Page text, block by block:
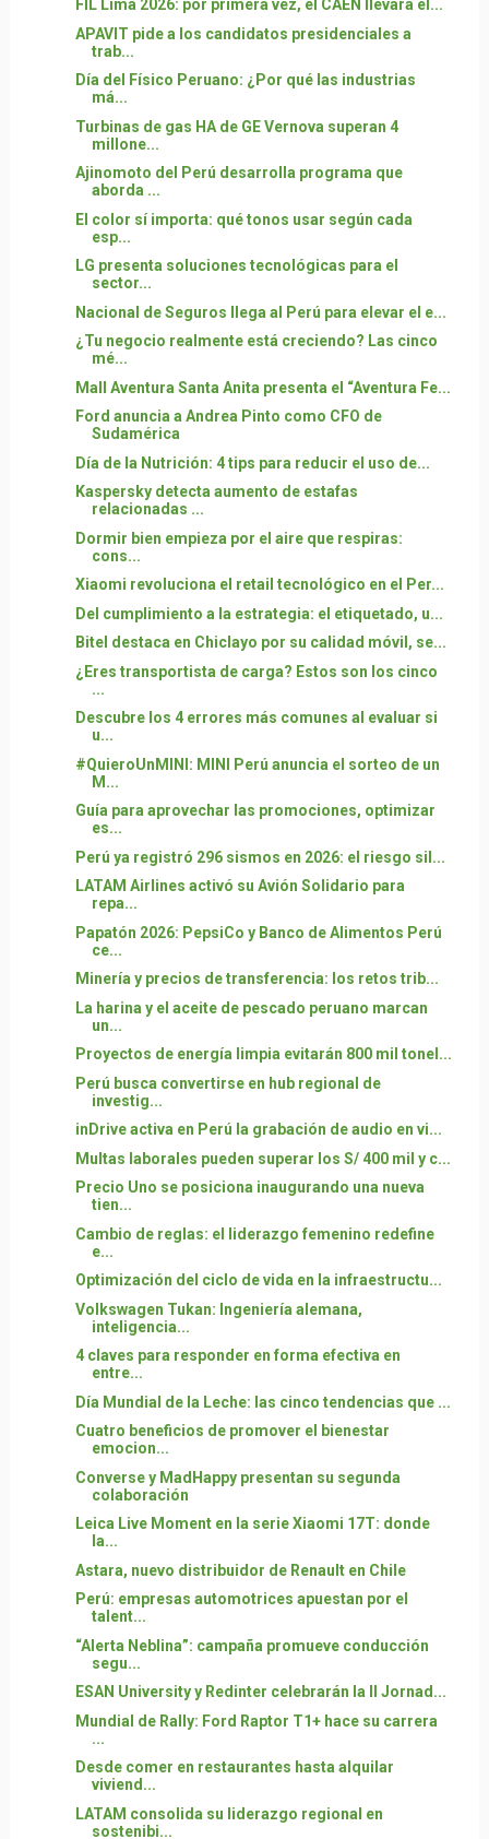
FIL Lima 2026: por primera vez, el CAEN llevará el...
APAVIT pide a los candidatos presidenciales a
trab...
Día del Físico Peruano: ¿Por qué las industrias
má...
Turbinas de gas HA de GE Vernova superan 4
millone...
Ajinomoto del Perú desarrolla programa que
aborda ...
El color sí importa: qué tonos usar según cada
esp...
LG presenta soluciones tecnológicas para el
sector...
Nacional de Seguros llega al Perú para elevar el e...
¿Tu negocio realmente está creciendo? Las cinco
mé...
Mall Aventura Santa Anita presenta el “Aventura Fe...
Ford anuncia a Andrea Pinto como CFO de
Sudamérica
Día de la Nutrición: 4 tips para reducir el uso de...
Kaspersky detecta aumento de estafas
relacionadas ...
Dormir bien empieza por el aire que respiras:
cons...
Xiaomi revoluciona el retail tecnológico en el Per...
Del cumplimiento a la estrategia: el etiquetado, u...
Bitel destaca en Chiclayo por su calidad móvil, se...
¿Eres transportista de carga? Estos son los cinco
...
Descubre los 4 errores más comunes al evaluar si
u...
#QuieroUnMINI: MINI Perú anuncia el sorteo de un
M...
Guía para aprovechar las promociones, optimizar
es...
Perú ya registró 296 sismos en 2026: el riesgo sil...
LATAM Airlines activó su Avión Solidario para
repa...
Papatón 2026: PepsiCo y Banco de Alimentos Perú
ce...
Minería y precios de transferencia: los retos trib...
La harina y el aceite de pescado peruano marcan
un...
Proyectos de energía limpia evitarán 800 mil tonel...
Perú busca convertirse en hub regional de
investig...
inDrive activa en Perú la grabación de audio en vi...
Multas laborales pueden superar los S/ 400 mil y c...
Precio Uno se posiciona inaugurando una nueva
tien...
Cambio de reglas: el liderazgo femenino redefine
e...
Optimización del ciclo de vida en la infraestructu...
Volkswagen Tukan: Ingeniería alemana,
inteligencia...
4 claves para responder en forma efectiva en
entre...
Día Mundial de la Leche: las cinco tendencias que ...
Cuatro beneficios de promover el bienestar
emocion...
Converse y MadHappy presentan su segunda
colaboración
Leica Live Moment en la serie Xiaomi 17T: donde
la...
Astara, nuevo distribuidor de Renault en Chile
Perú: empresas automotrices apuestan por el
talent...
“Alerta Neblina”: campaña promueve conducción
segu...
ESAN University y Redinter celebrarán la II Jornad...
Mundial de Rally: Ford Raptor T1+ hace su carrera
...
Desde comer en restaurantes hasta alquilar
viviend...
LATAM consolida su liderazgo regional en
sostenibi...